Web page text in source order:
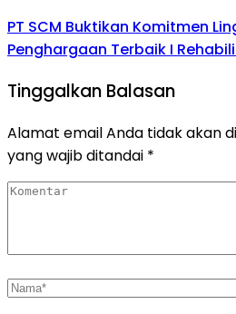
PT SCM Buktikan Komitmen
Penghargaan Terbaik I
Tinggalkan Balasan
Alamat email Anda tidak akan
yang wajib ditandai *